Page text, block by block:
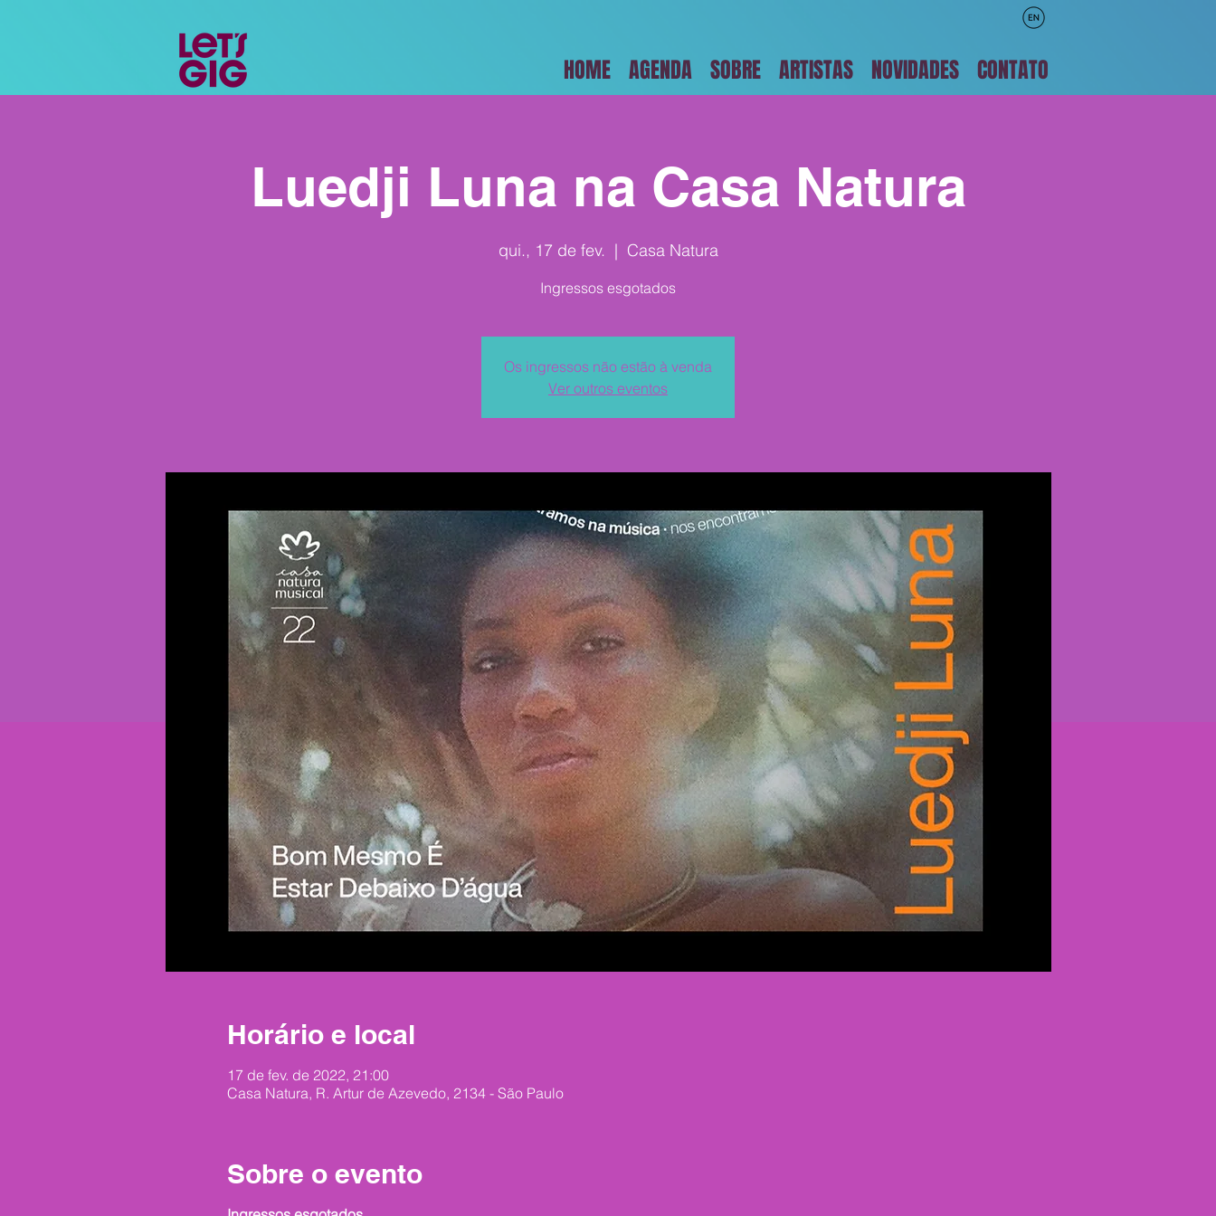
HOME AGENDA SOBRE ARTISTAS NOVIDADES CONTATO
Luedji Luna na Casa Natura
qui., 17 de fev.
  |
Casa Natura
Ingressos esgotados
Os ingressos não estão à venda
Ver outros eventos
Horário e local
17 de fev. de 2022, 21:00
Casa Natura, R. Artur de Azevedo, 2134 - São Paulo
Sobre o evento